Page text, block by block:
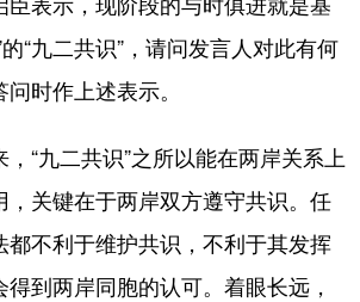
Español Français عربى
“九二共识”，请问发言人对此有何
时作上述表示。
九二共识”之所以能在两岸关系上
，关键在于两岸双方遵守共识。任
都不利于维护共识，不利于其发挥
到两岸同胞的认可。着眼长远，